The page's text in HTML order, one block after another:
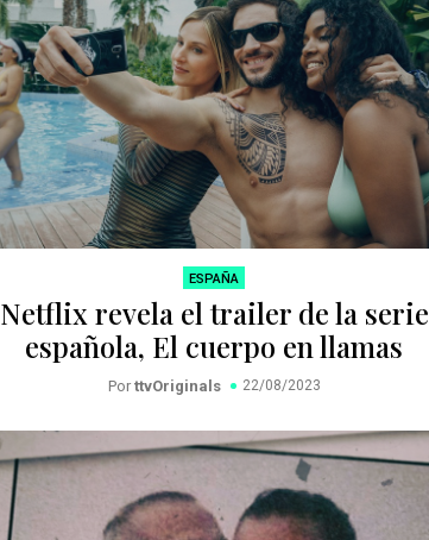
ESPAÑA
Netflix revela el trailer de la serie
española, El cuerpo en llamas
Por ttvOriginals 22/08/2023